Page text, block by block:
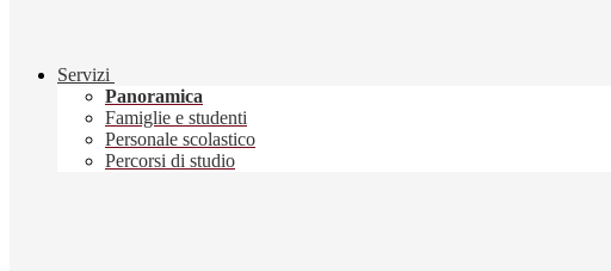
Servizi
Panoramica
Famiglie e studenti
Personale scolastico
Percorsi di studio